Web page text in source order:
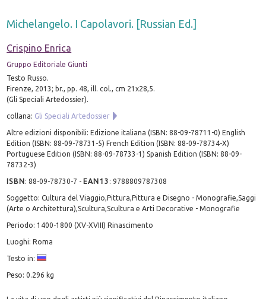
Michelangelo. I Capolavori. [Russian Ed.]
Crispino Enrica
Gruppo Editoriale Giunti
Testo Russo.
Firenze, 2013; br., pp. 48, ill. col., cm 21x28,5.
(Gli Speciali Artedossier).
collana: Gli Speciali Artedossier
Altre edizioni disponibili: Edizione italiana (ISBN: 88-09-78711-0) English
Edition (ISBN: 88-09-78731-5) French Edition (ISBN: 88-09-78734-X)
Portuguese Edition (ISBN: 88-09-78733-1) Spanish Edition (ISBN: 88-09-
78732-3)
ISBN:88-09-78730-7 - EAN13 :9788809787308
Soggetto: Cultura del Viaggio,Pittura,Pittura e Disegno - Monografie,Saggi
(Arte o Architettura),Scultura,Scultura e Arti Decorative - Monografie
Periodo: 1400-1800 (XV-XVIII) Rinascimento
Luoghi: Roma
Testo in:
Peso: 0.296 kg